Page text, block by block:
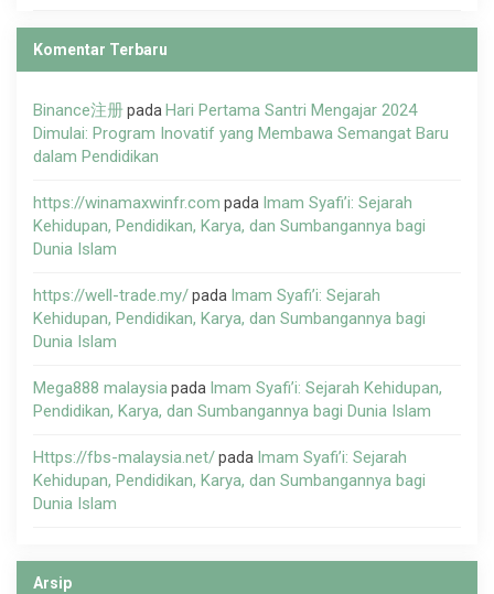
Komentar Terbaru
Binance注册pada Hari Pertama Santri Mengajar 2024
Dimulai: Program Inovatif yang Membawa Semangat Baru
dalam Pendidikan
https://winamaxwinfr.com pada Imam Syafi’i: Sejarah
Kehidupan, Pendidikan, Karya, dan Sumbangannya bagi
Dunia Islam
https://well-trade.my/pada Imam Syafi’i: Sejarah
Kehidupan, Pendidikan, Karya, dan Sumbangannya bagi
Dunia Islam
Mega888 malaysiapada Imam Syafi’i: Sejarah Kehidupan,
Pendidikan, Karya, dan Sumbangannya bagi Dunia Islam
Https://fbs-malaysia.net/pada Imam Syafi’i: Sejarah
Kehidupan, Pendidikan, Karya, dan Sumbangannya bagi
Dunia Islam
Arsip